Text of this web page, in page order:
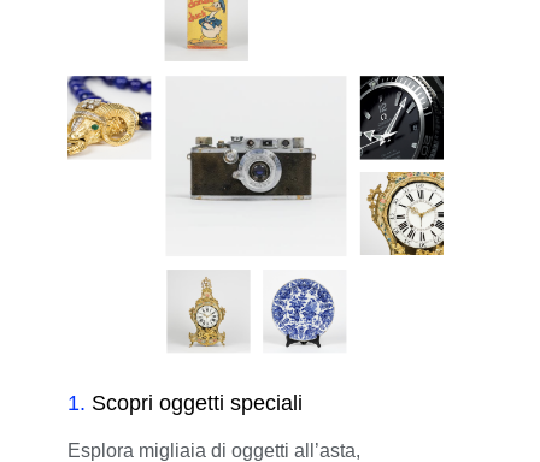
1. Scopri oggetti speciali
Esplora migliaia di oggetti all’asta,